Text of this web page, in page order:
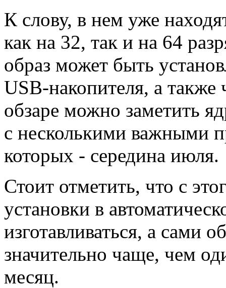
К слову, в нем уже
как на 32, так и на 64
образ может быть
USB-накопителя, а также
обзаре можно заметить
с несколькими важными
которых - середина июля.
Стоит отметить, что с
установки в
изготавливаться, а сами
значительно чаще, чем
месяц.